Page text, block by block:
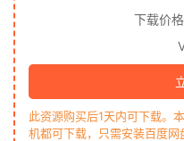
下载价格
此资源购买后1天内可下载。
机都可下载，只需安装百度网